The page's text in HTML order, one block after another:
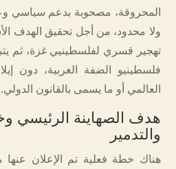
المحروقة، مصحوبة بدعم سياسي
ولا محدود، من أجل تحقيق الهدف
تهجير قسري لفلسطينيي غزة، ثم
فلسطينيو الضفة الغربية، دون
العالمي أو ما يسمى بالقانون الدولي.
هدف الصهاينة الرئيسي
والتدمير
هناك خطة فعلية تم الإعلان عنها